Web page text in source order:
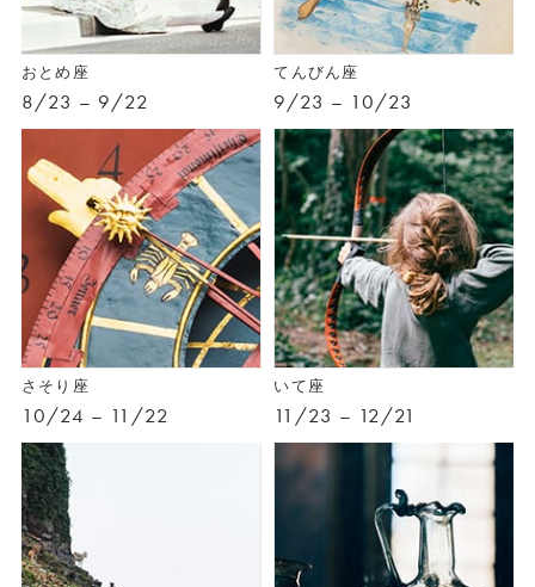
おとめ座
8/23 – 9/22
てんびん座
9/23 – 10/23
さそり座
10/24 – 11/22
いて座
11/23 – 12/21